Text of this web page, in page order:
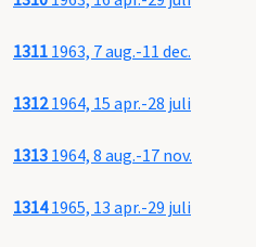
1311 1963, 7 aug.-11 dec.
13121964, 15 apr.-28 juli
1313 1964, 8 aug.-17 nov.
13141965, 13 apr.-29 juli